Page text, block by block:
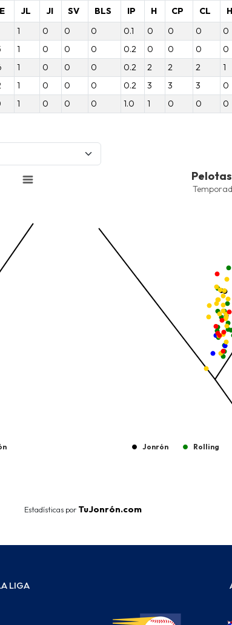
JL JI SV BLS IP H CP CL
1 0 0 0 0.1 0 0 0 0
1 0 0 0 0.2 0 0 0 0
1 0 0 0 0.2 2 2 2 1
1 0 0 0 0.2 3 3 3 0
1 0 0 0 1.0 1 0 0 0
to 245.
to -85.
Combination chart with 9 data
The chart has 1 X axis displaying
The chart has 1 Y axis displaying
Jonrón Rolling
Estadísticas por TuJonrón.com
LIGA